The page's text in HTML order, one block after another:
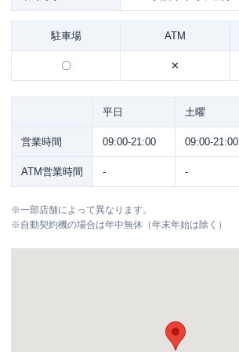
駐車場 ATM
〇 ✕
平日 土曜
営業時間 09:00-21:00 09:00-21:00
ATM営業時間 - -
※一部店舗によって異なります。
※自動契約機の場合は年中無休（年末年始は除く）